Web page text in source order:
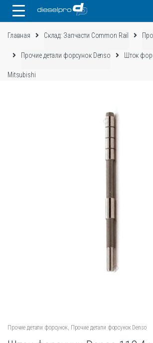
Главная Склад: Запчасти Common Rail
Прочие детали форсунок Denso Шток
Mitsubishi
Прочие детали форсунок Прочие детали форсунок Denso